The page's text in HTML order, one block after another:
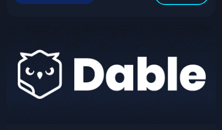
оптимизации расходов и ретаргетинга. Вебмастерам
вовлеченности пользователей и монетизации через
нативные...